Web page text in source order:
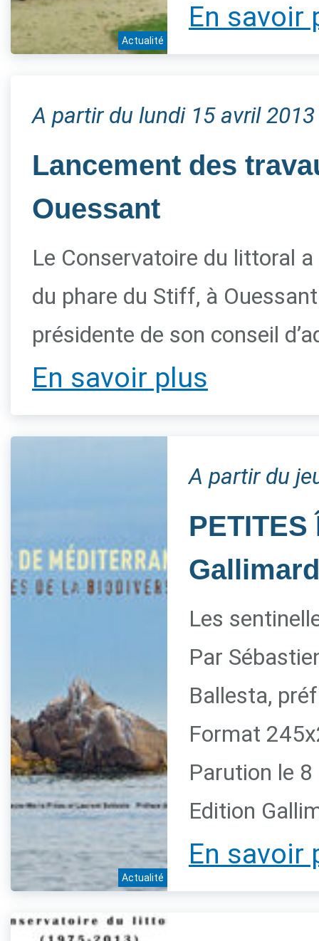
Actualité
En savoir
A partir du lundi 15 avril 2013
Lancement des
Ouessant
Le Conservatoire du littoral
du phare du Stiff, à
présidente de son conseil
En savoir plus
Actualité
A partir du
Gallimard
Les
Par
Ballesta,
Format
Parution le
Edition
En savoir